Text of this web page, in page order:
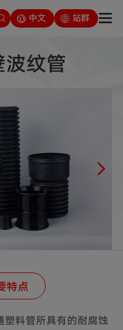
中文 站群
纹管
特点
料管所具有的耐腐蚀